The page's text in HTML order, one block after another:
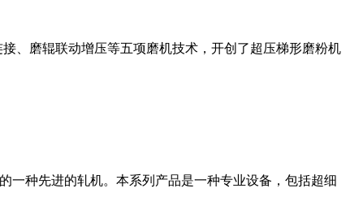
、磨辊联动增压等五项磨机技术，开创了超压梯形磨粉机
一种先进的轧机。本系列产品是一种专业设备，包括超细